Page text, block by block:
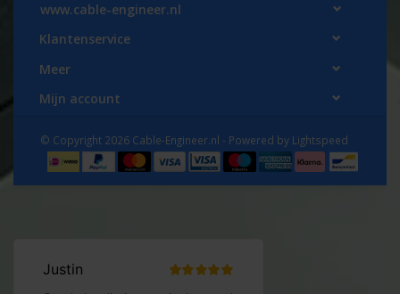
www.cable-engineer.nl
Klantenservice
Meer
Mijn account
© Copyright 2026 Cable-Engineer.nl - Powered by Lightspeed